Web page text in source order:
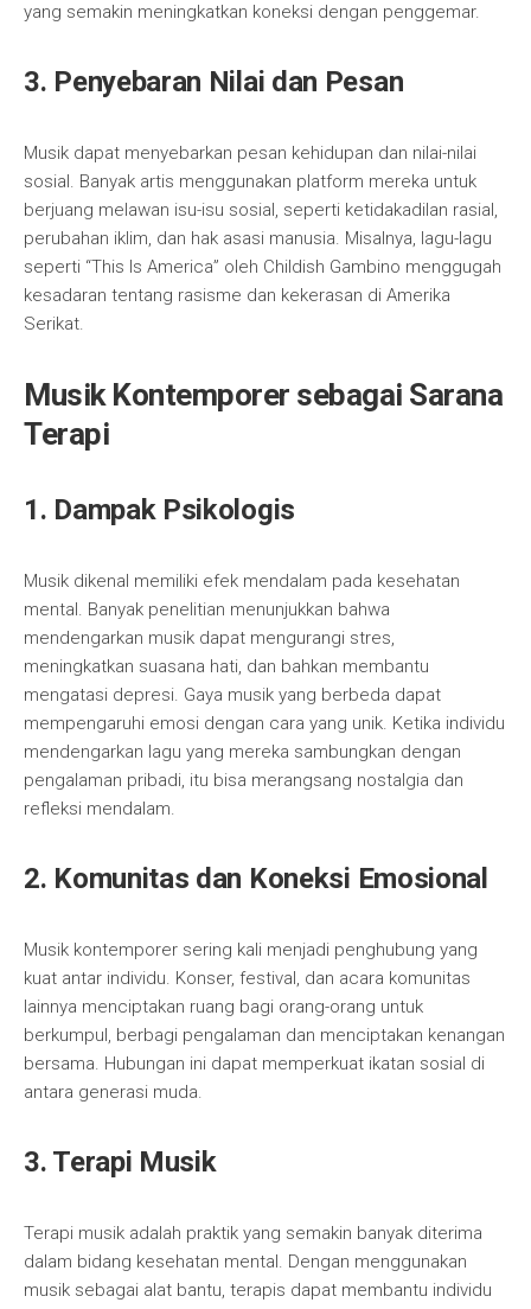
yang semakin meningkatkan koneksi dengan penggemar.
3. Penyebaran Nilai dan Pesan
Musik dapat menyebarkan pesan kehidupan dan nilai-nilai
sosial. Banyak artis menggunakan platform mereka untuk
berjuang melawan isu-isu sosial, seperti ketidakadilan rasial,
perubahan iklim, dan hak asasi manusia. Misalnya, lagu-lagu
seperti “This Is America” oleh Childish Gambino menggugah
kesadaran tentang rasisme dan kekerasan di Amerika
Serikat.
Musik Kontemporer sebagai Sarana
Terapi
1. Dampak Psikologis
Musik dikenal memiliki efek mendalam pada kesehatan
mental. Banyak penelitian menunjukkan bahwa
mendengarkan musik dapat mengurangi stres,
meningkatkan suasana hati, dan bahkan membantu
mengatasi depresi. Gaya musik yang berbeda dapat
mempengaruhi emosi dengan cara yang unik. Ketika individu
mendengarkan lagu yang mereka sambungkan dengan
pengalaman pribadi, itu bisa merangsang nostalgia dan
refleksi mendalam.
2. Komunitas dan Koneksi Emosional
Musik kontemporer sering kali menjadi penghubung yang
kuat antar individu. Konser, festival, dan acara komunitas
lainnya menciptakan ruang bagi orang-orang untuk
berkumpul, berbagi pengalaman dan menciptakan kenangan
bersama. Hubungan ini dapat memperkuat ikatan sosial di
antara generasi muda.
3. Terapi Musik
Terapi musik adalah praktik yang semakin banyak diterima
dalam bidang kesehatan mental. Dengan menggunakan
musik sebagai alat bantu, terapis dapat membantu individu